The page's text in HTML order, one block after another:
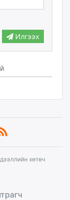
Илгээх
хөтөч